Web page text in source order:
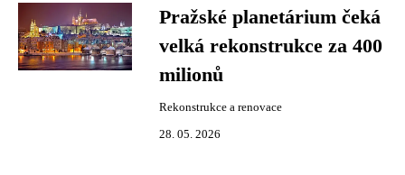
Pražské planetárium čeká
velká rekonstrukce za 400
milionů
Rekonstrukce a renovace
28. 05. 2026